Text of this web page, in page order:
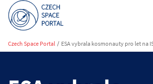
Czech Space Portal / ESA vybrala kosmonauty pro let na